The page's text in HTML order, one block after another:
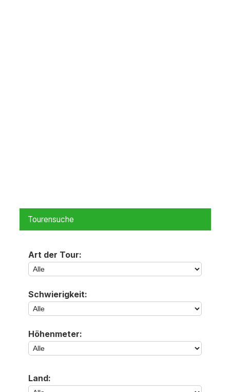
Tourensuche
Art der Tour:
Schwierigkeit:
Höhenmeter:
Land: